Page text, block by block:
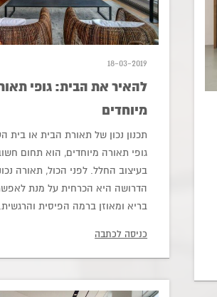
18-03-2019
להאיר את הבית: גופי
מיוחדים
תכנון נכון של תאורת הבית או בית
גופי תאורה מיוחדים, הוא תחום
בעיצוב החלל. לפני הכול, תאורה
הדרושה היא הכרחית על מנת
בריא ומאוזן ברמה הפיסית והרגשית.
כניסה לכתבה